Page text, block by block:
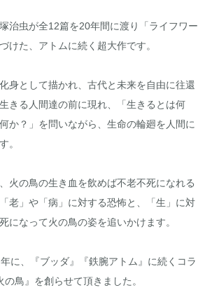
治虫が全12篇を20年間に渡り「ライフワー
けた、アトムに続く超大作です。
身として描かれ、古代と未来を自由に往還
きる人間達の前に現れ、「生きるとは何
か？」を問いながら、生命の輪廻を人間に
。
火の鳥の生き血を飲めば不老不死になれる
老」や「病」に対する恐怖と、「生」に対
になって火の鳥の姿を追いかけます。
に、『ブッダ』『鉄腕アトム』に続くコラ
鳥』を創らせて頂きました。